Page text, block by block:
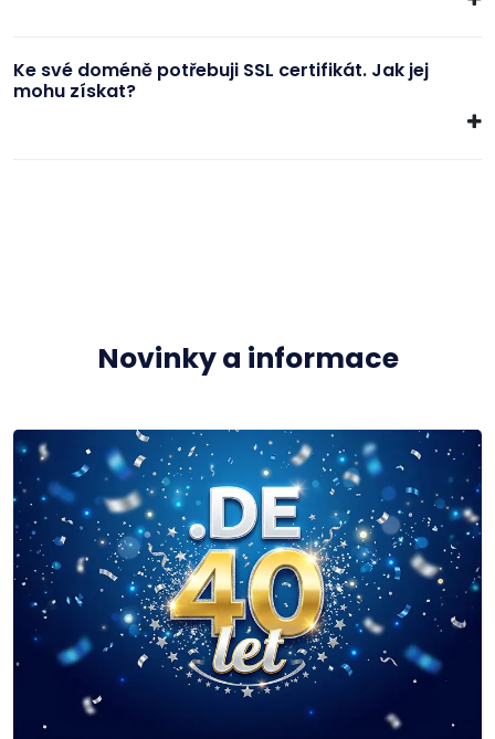
Ke své doméně potřebuji SSL certifikát. Jak jej
mohu získat?
Novinky a informace